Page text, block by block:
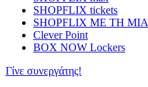
SHOPFLIX tickets
SHOPFLIX ΜΕ ΤΗ ΜΙΑ
Clever Point
BOX NOW Lockers
Γίνε συνεργάτης!